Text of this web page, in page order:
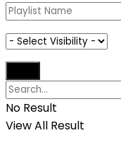
No Result
View All Result